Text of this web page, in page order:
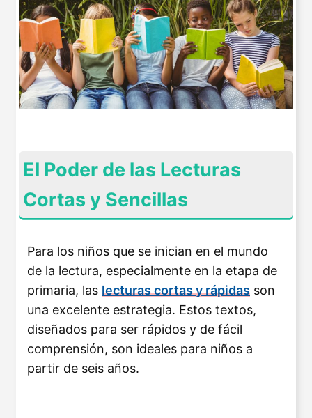
El Poder de las Lecturas
Cortas y Sencillas
Para los niños que se inician en el mundo
de la lectura, especialmente en la etapa de
primaria, las lecturas cortas y rápidas son
una excelente estrategia. Estos textos,
diseñados para ser rápidos y de fácil
comprensión, son ideales para niños a
partir de seis años​​.